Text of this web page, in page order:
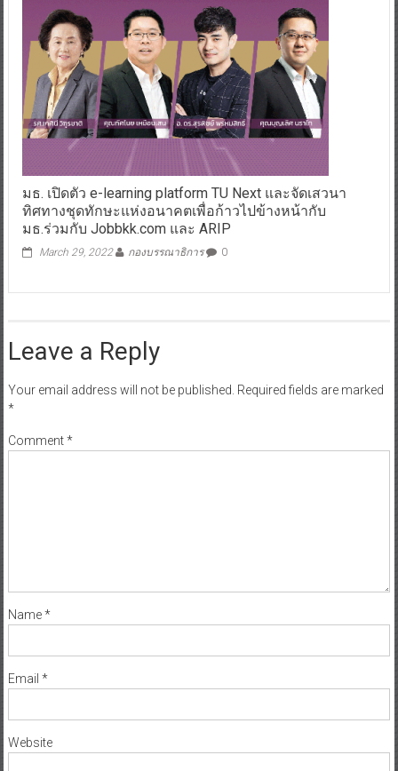
มธ. เปิดตัว e-learning platform TU Next และจัดเสวนา
ทิศทางชุดทักษะแห่งอนาคตเพื่อก้าวไปข้างหน้ากับ
มธ.ร่วมกับ Jobbkk.com และ ARIP
March 29, 2022 กองบรรณาธิการ 0
Leave a Reply
Your email address will not be published. Required fields are marked
*
Comment*
Name*
Email *
Website